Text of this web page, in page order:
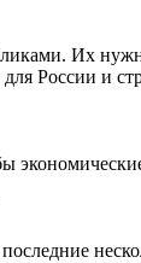
Их
России и